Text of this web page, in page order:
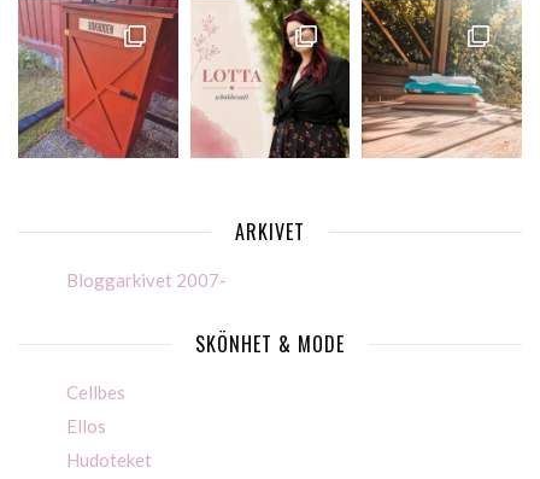
ARKIVET
Bloggarkivet 2007-
SKÖNHET & MODE
Cellbes
Ellos
Hudoteket